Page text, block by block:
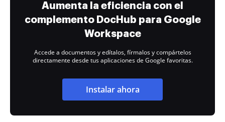
Aumenta la eficiencia con el
complemento DocHub para Google
Workspace
Accede a documentos y edítalos, fírmalos y compártelos
directamente desde tus aplicaciones de Google favoritas.
Instalar ahora